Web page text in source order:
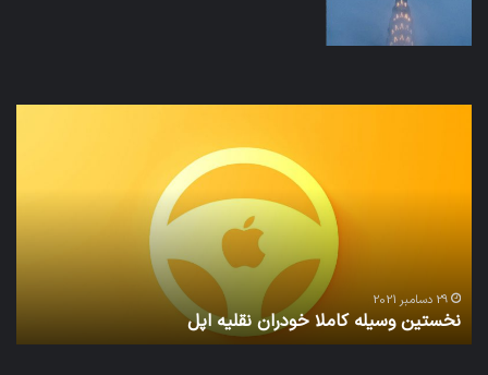
29 دسامبر 2021
نخستین وسیله کاملا خودران نقلیه اپل